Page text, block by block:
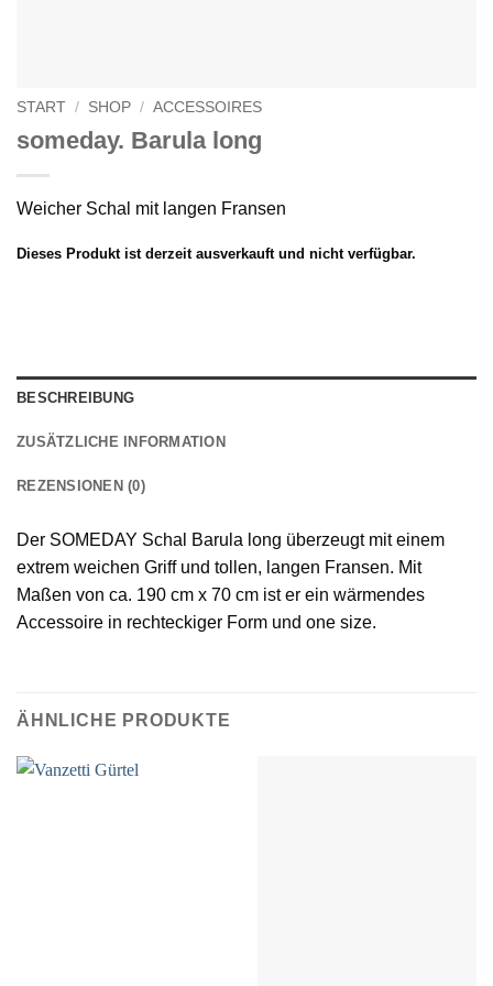
START / SHOP / ACCESSOIRES
someday. Barula long
Weicher Schal mit langen Fransen
Dieses Produkt ist derzeit ausverkauft und nicht verfügbar.
BESCHREIBUNG
ZUSÄTZLICHE INFORMATION
REZENSIONEN (0)
Der SOMEDAY Schal Barula long überzeugt mit einem
extrem weichen Griff und tollen, langen Fransen. Mit
Maßen von ca. 190 cm x 70 cm ist er ein wärmendes
Accessoire in rechteckiger Form und one size.
ÄHNLICHE PRODUKTE